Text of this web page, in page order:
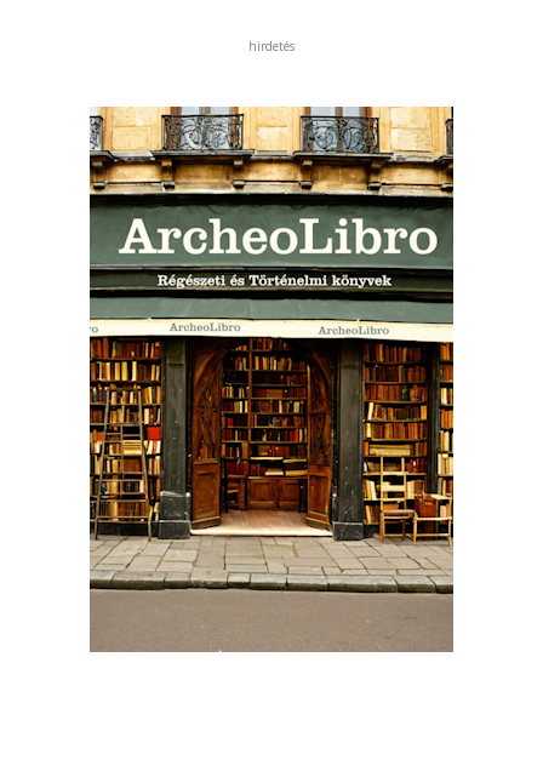
hirdetés